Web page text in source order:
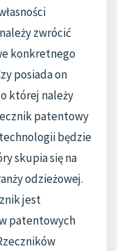
zwrócić
konkretnego
posiada on
której należy
patentowy
będzie
skupia się na
odzieżowej.
jest
patentowych